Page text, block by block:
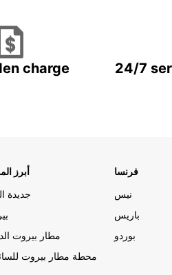
charge
24/7
أبرز
جديدة
مطار بيروت
محطة مطار بيروت
فرنسا
نيس
باريس
بوردو